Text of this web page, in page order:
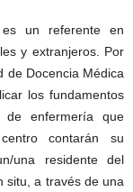
un referente en
y extranjeros. Por
de Docencia Médica
los fundamentos
de enfermería que
contarán su
una residente del
situ, a través de una